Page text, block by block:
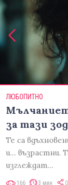
ЛЮБОПИТНО
за тази
Те са
и... възрастни.
изглеждат…
166 3 мин 0